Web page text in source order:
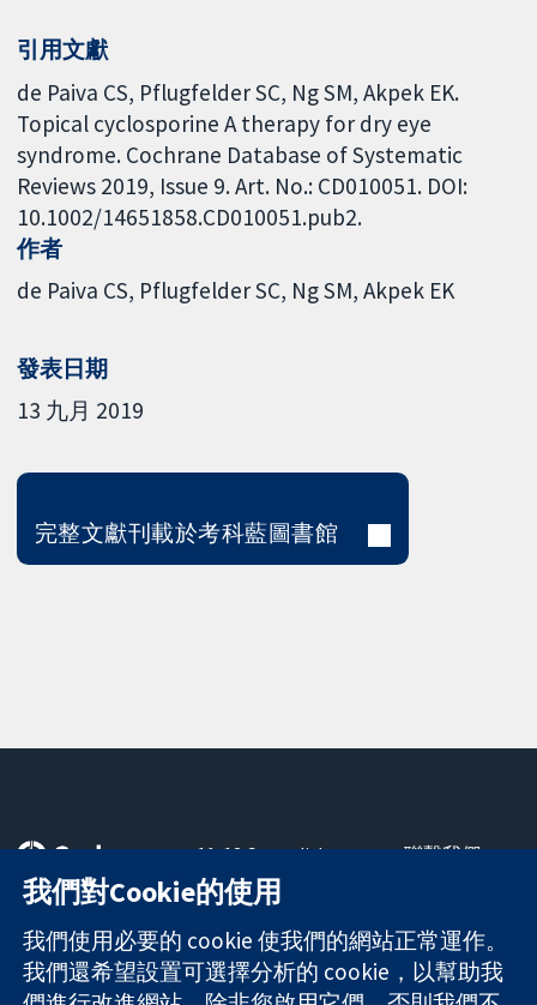
引用文獻
de Paiva CS, Pflugfelder SC, Ng SM, Akpek EK.
Topical cyclosporine A therapy for dry eye
syndrome. Cochrane Database of Systematic
Reviews 2019, Issue 9. Art. No.: CD010051. DOI:
10.1002/14651858.CD010051.pub2.
作者
de Paiva CS Pflugfelder SC Ng SM Akpek EK
發表日期
13 九月 2019
完整文獻刊載於考科藍圖書館
可信任實證
知情決定
更完善的健康照
護
11-13 Cavendish
Square
London
W1G 0AN
United Kingdom
聯繫我們
關於我們
工作機會
Cochrane
我們對Cookie的使用
我們使用必要的 cookie 使我們的網站正常運作。
我們還希望設置可選擇分析的 cookie，以幫助我